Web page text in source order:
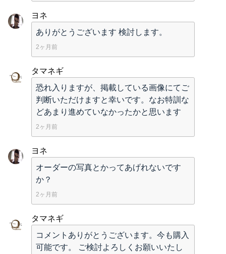
ヨネ
ありがとうございます 検討します。
2ヶ月前
タマネギ
恐れ入りますが、掲載している画像にてご
判断いただけますと幸いです。なお特訓な
どあまり進めていなかったかと思います
2ヶ月前
ヨネ
オーダーの写真とかってあげれないです
か？
2ヶ月前
タマネギ
コメントありがとうございます。今も購入
可能です。 ご検討よろしくお願いいたし